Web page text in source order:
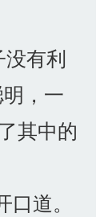
有利
，一
其中的
道。